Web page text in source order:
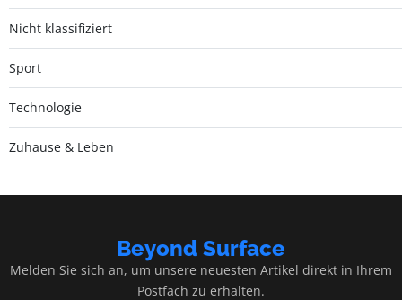
Nicht klassifiziert
Sport
Technologie
Zuhause & Leben
Beyond Surface
Melden Sie sich an, um unsere neuesten Artikel direkt in Ihrem
Postfach zu erhalten.